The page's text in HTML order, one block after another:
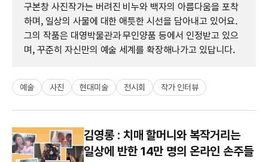
구본창 사진작가는 버려진 비누와 백자의 아름다움을 포착
하며, 일상의 사물에 대한 애틋한 시선을 담아내고 있어요.
그의 작품은 대영박물관과 무인양품 등에서 인정받고 있으
며, 꾸준히 자신만의 예술 세계를 확장해나가고 있답니다.
예술 사진 현대미술 전시회 작가 인터뷰
김영롱 : 치매 할머니와 복작거리는
일상에 반한 14만 명의 온라인 손주들